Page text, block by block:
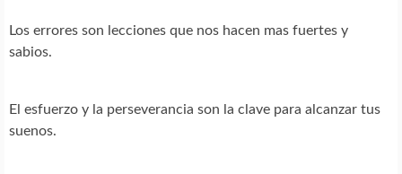
Los errores son lecciones que nos hacen mas fuertes y
sabios.
El esfuerzo y la perseverancia son la clave para alcanzar tus
suenos.